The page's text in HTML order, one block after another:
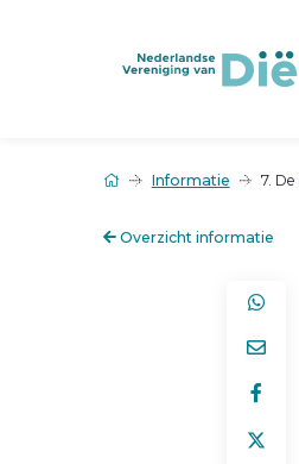
Informatie 7.
Overzicht informatie